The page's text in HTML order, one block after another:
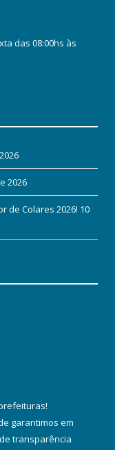
das 08:00hs às
2026
de Colares 2026! 10
!
garantimos em
transparência